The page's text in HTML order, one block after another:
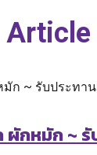
Article
กหมัก ~ รั